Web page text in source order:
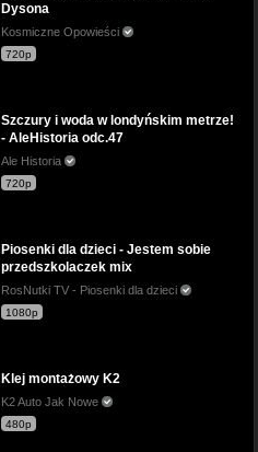
Dysona
Kosmiczne Opowieści
720p
Szczury i woda w londyńskim metrze!
- AleHistoria odc.47
Ale Historia
720p
Piosenki dla dzieci - Jestem sobie
przedszkolaczek mix
RosNutki TV - Piosenki dla dzieci
1080p
Klej montażowy K2
K2 Auto Jak Nowe
480p